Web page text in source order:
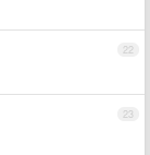
22
23